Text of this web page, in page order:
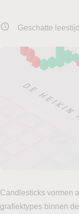
Geschatte
Candlesticks vormen
grafiektypes binnen